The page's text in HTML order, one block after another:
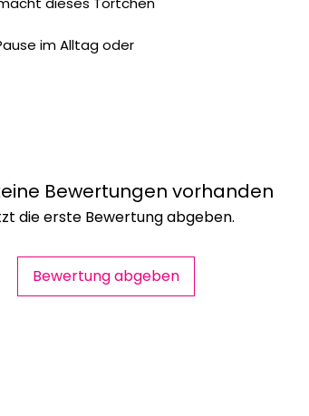
im Alltag oder
Bewertungen vorhanden
die erste Bewertung abgeben.
Bewertung abgeben